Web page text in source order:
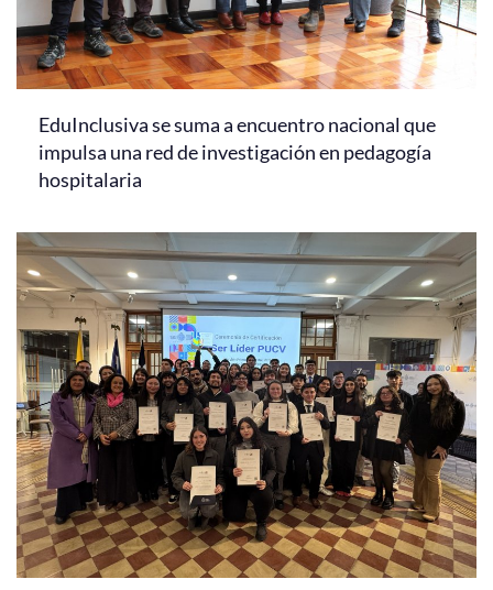
EduInclusiva se suma a encuentro nacional que
impulsa una red de investigación en pedagogía
hospitalaria